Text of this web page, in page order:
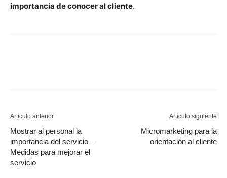
importancia de conocer al cliente.
Artículo anterior
Mostrar al personal la
importancia del servicio –
Medidas para mejorar el
servicio
Artículo siguiente
Micromarketing para la
orientación al cliente